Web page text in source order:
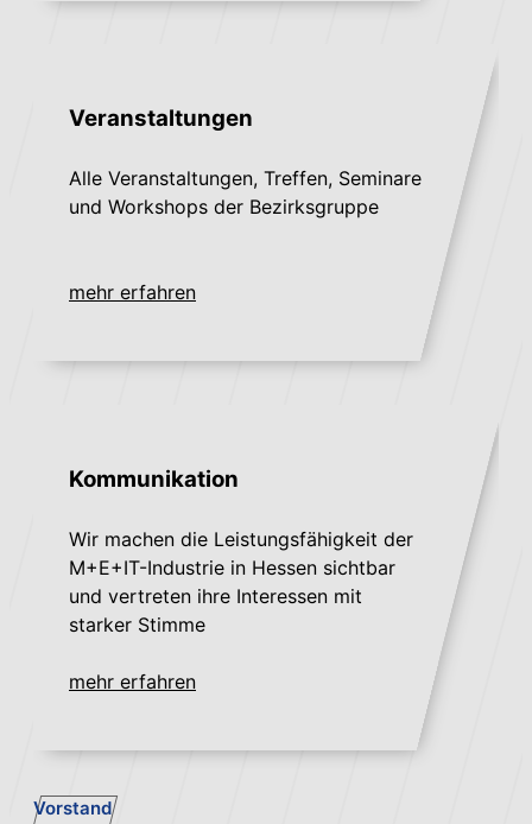
Veranstaltungen
Alle Veranstaltungen, Treffen, Seminare
und Workshops der Bezirksgruppe
mehr erfahren
Kommunikation
Wir machen die Leistungsfähigkeit der
M+E+IT-Industrie in Hessen sichtbar
und vertreten ihre Interessen mit
starker Stimme
mehr erfahren
Vorstand